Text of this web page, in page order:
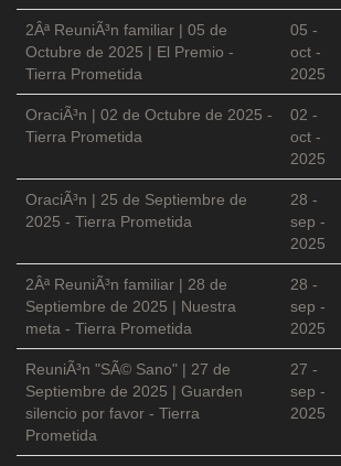
2Âª ReuniÃ³n familiar | 05 de
Octubre de 2025 | El Premio -
Tierra Prometida
05 -
oct -
2025
OraciÃ³n | 02 de Octubre de 2025 -
Tierra Prometida
02 -
oct -
2025
OraciÃ³n | 25 de Septiembre de
2025 - Tierra Prometida
28 -
sep -
2025
2Âª ReuniÃ³n familiar | 28 de
Septiembre de 2025 | Nuestra
meta - Tierra Prometida
28 -
sep -
2025
ReuniÃ³n "SÃ© Sano" | 27 de
Septiembre de 2025 | Guarden
silencio por favor - Tierra
Prometida
27 -
sep -
2025